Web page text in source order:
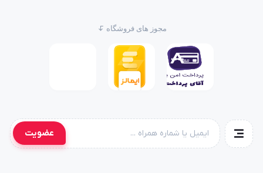
مجوز های فروشگاه
عضویت